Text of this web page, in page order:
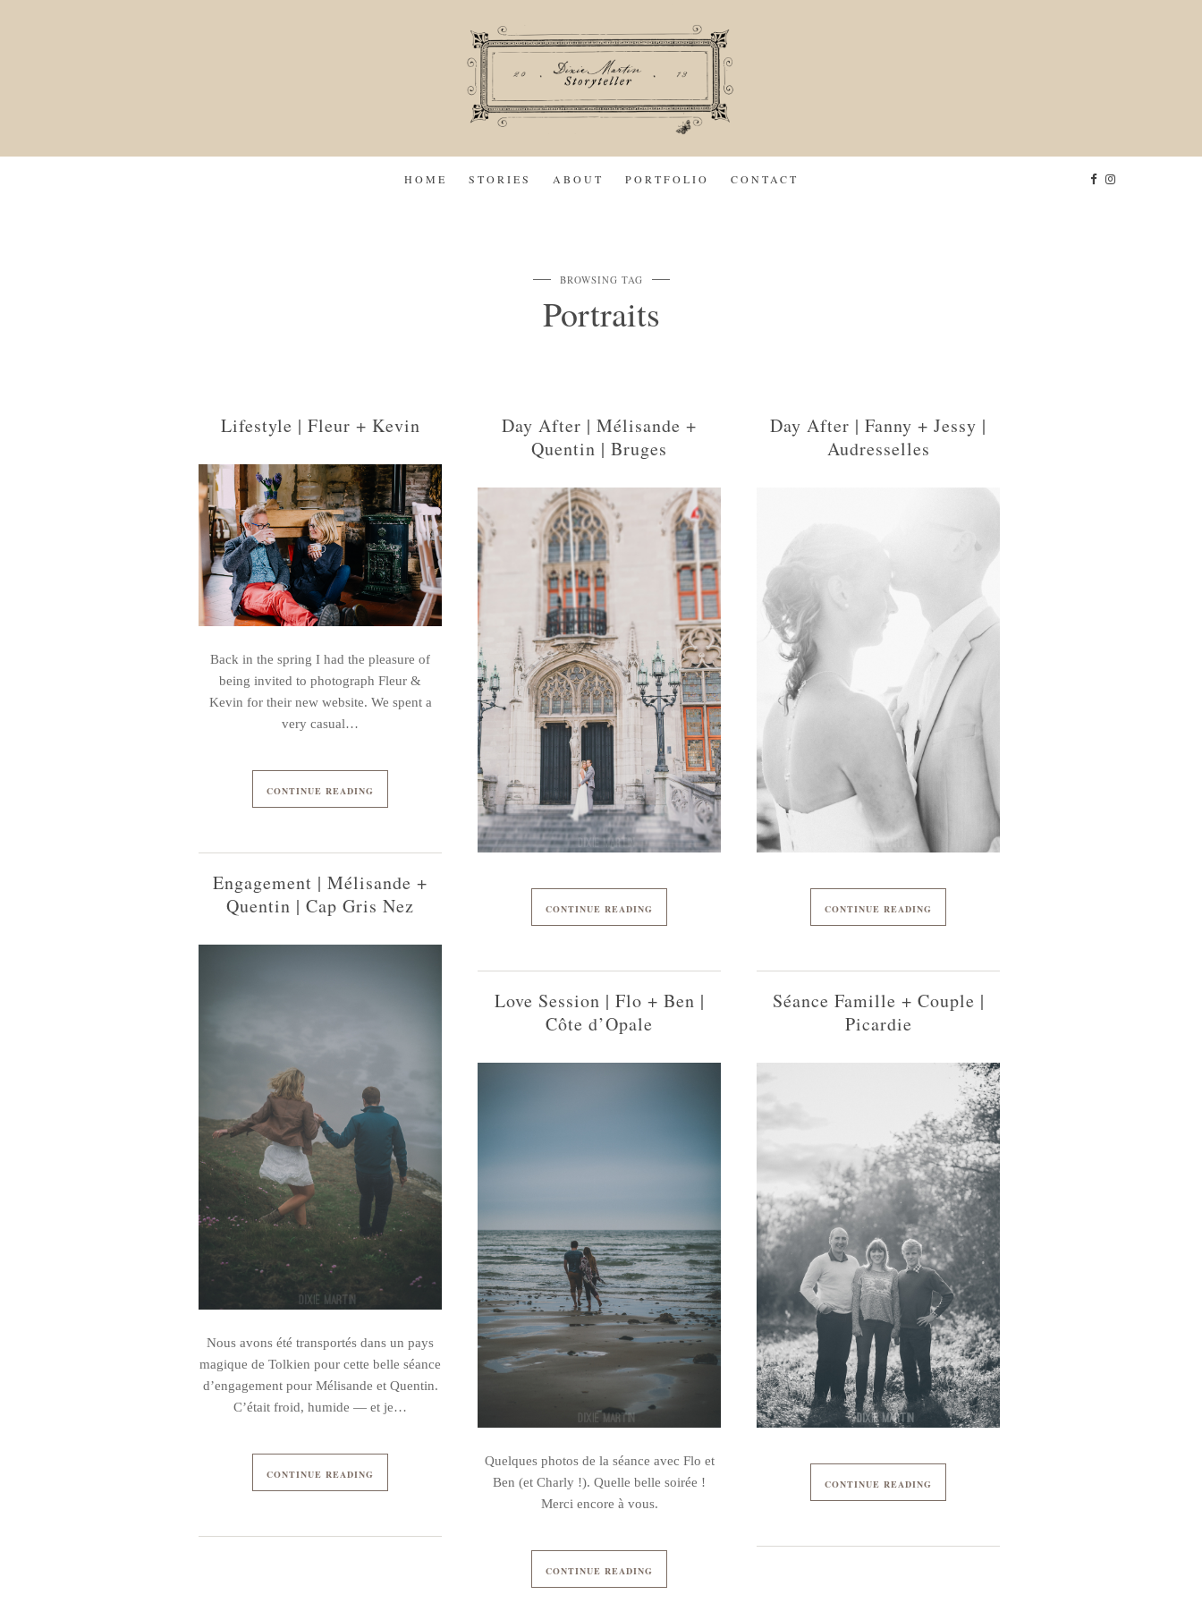
HOME STORIES ABOUT PORTFOLIO CONTACT
BROWSING TAG
Portraits
Lifestyle | Fleur + Kevin
Back in the spring I had the pleasure of
being invited to photograph Fleur &
Kevin for their new website. We spent a
very casual…
CONTINUE READING
Day After | Mélisande +
Quentin | Bruges
CONTINUE READING
Day After | Fanny + Jessy |
Audresselles
CONTINUE READING
Engagement | Mélisande +
Quentin | Cap Gris Nez
Nous avons été transportés dans un pays
magique de Tolkien pour cette belle séance
d’engagement pour Mélisande et Quentin.
C’était froid, humide — et je…
CONTINUE READING
Love Session | Flo + Ben |
Côte d’Opale
Quelques photos de la séance avec Flo et
Ben (et Charly !). Quelle belle soirée !
Merci encore à vous.
CONTINUE READING
Séance Famille + Couple |
Picardie
CONTINUE READING